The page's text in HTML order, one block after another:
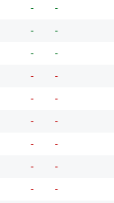
- -
- -
- -
- -
- -
- -
- -
- -
- -